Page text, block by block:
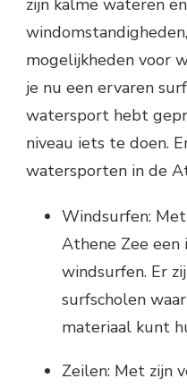
zijn kalme wateren
mogelijkheden voor
je nu een ervaren
watersport hebt
niveau iets te doen.
watersporten in de
Windsurfen:
Athene Zee
windsurfen. Er
surfscholen
materiaal kunt
Zeilen: Met zijn